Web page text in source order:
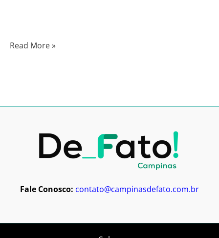
Read More »
Fale Conosco: contato@campinasdefato.com.br